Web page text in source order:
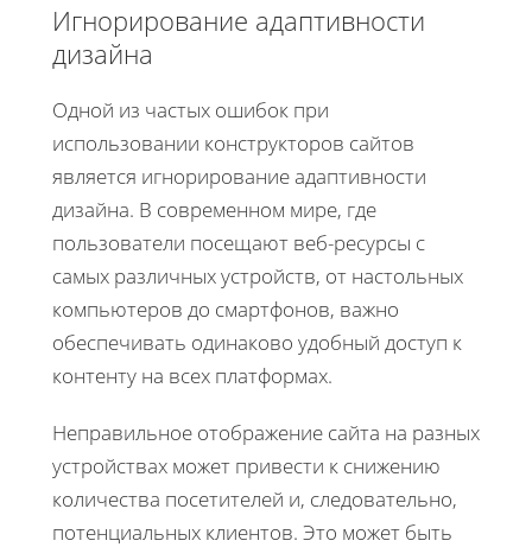
Игнорирование адаптивности
дизайна
Одной из частых ошибок при
использовании конструкторов сайтов
является игнорирование адаптивности
дизайна. В современном мире, где
пользователи посещают веб-ресурсы с
самых различных устройств, от настольных
компьютеров до смартфонов, важно
обеспечивать одинаково удобный доступ к
контенту на всех платформах.
Неправильное отображение сайта на разных
устройствах может привести к снижению
количества посетителей и, следовательно,
потенциальных клиентов. Это может быть